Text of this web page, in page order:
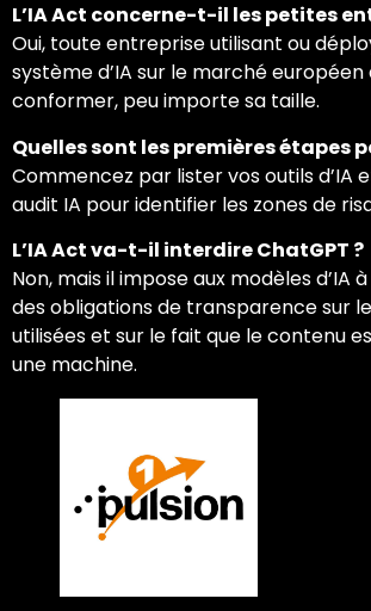
L’IA Act concerne-t-il les petites
Oui, toute entreprise utilisant ou
système d’IA sur le marché européen
conformer, peu importe sa taille.
Quelles sont les premières étapes
Commencez par lister vos outils d’IA
audit IA pour identifier les zones de
L’IA Act va-t-il interdire ChatGPT ?
Non, mais il impose aux modèles d’IA
des obligations de transparence sur
utilisées et sur le fait que le contenu
une machine.